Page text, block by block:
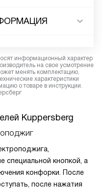
информационный характер
на свое усмотрение
менять комплектацию,
характеристики
о товаре в инструкции.
Kuppersberg
специальной кнопкой, а
конфорки. После
после нажатия